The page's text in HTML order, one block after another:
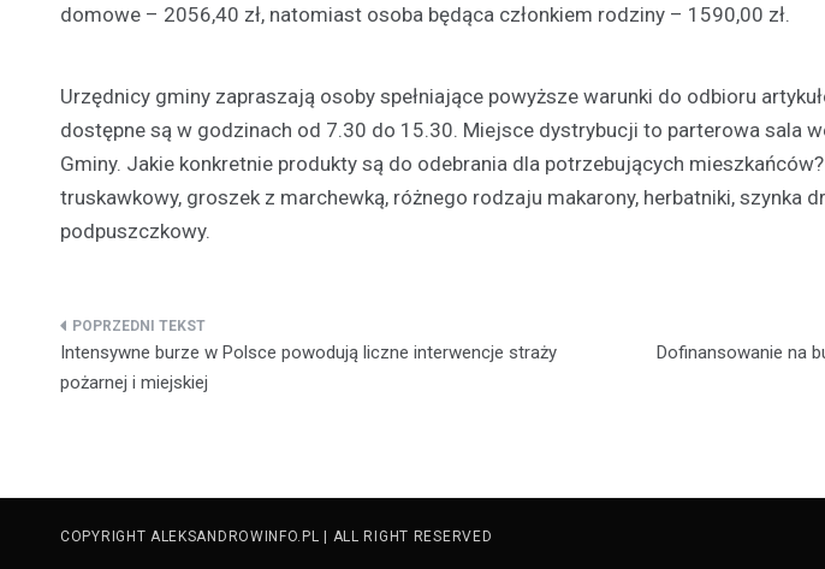
domowe – 2056,40 zł, natomiast osoba będąca członkiem rodziny – 1590,00 zł.
Urzędnicy gminy zapraszają osoby spełniające powyższe warunki do odbioru
dostępne są w godzinach od 7.30 do 15.30. Miejsce dystrybucji to parterowa sala
Gminy. Jakie konkretnie produkty są do odebrania dla potrzebujących
truskawkowy, groszek z marchewką, różnego rodzaju makarony, herbatniki, szynka
podpuszczkowy.
Nawigacja
wpisu
Intensywne burze w Polsce powodują liczne interwencje straży
pożarnej i miejskiej
Dofinansowanie na
COPYRIGHT ALEKSANDROWINFO.PL | ALL RIGHT RESERVED